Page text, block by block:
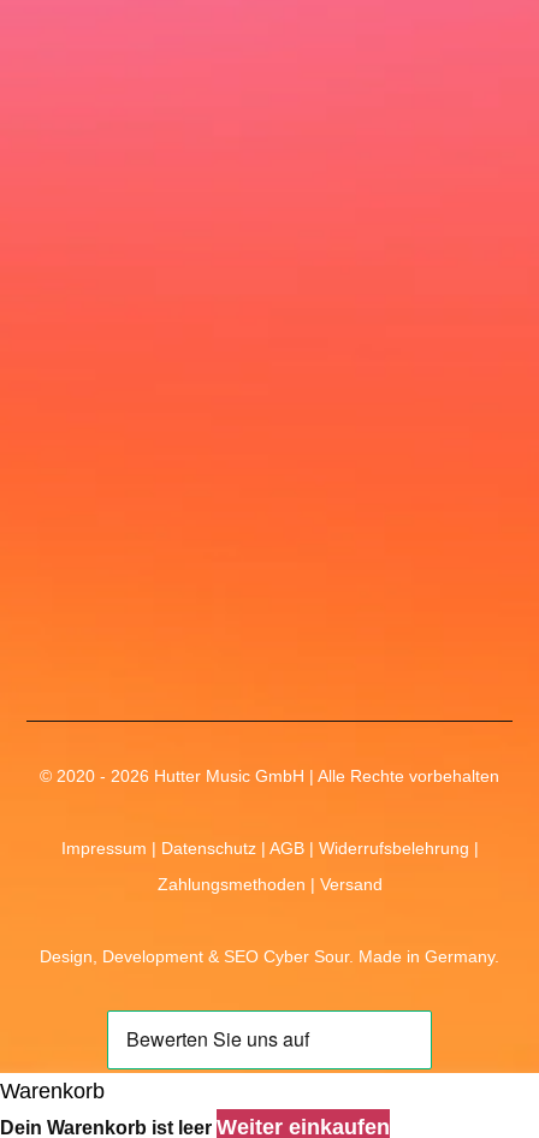
© 2020 - 2026 Hutter Music GmbH | Alle Rechte vorbehalten
Impressum | Datenschutz| AGB| Widerrufsbelehrung |
Zahlungsmethoden | Versand
Design, Development & SEO Cyber Sour. Made in Germany.
Warenkorb
Dein Warenkorb ist leer Weiter einkaufen